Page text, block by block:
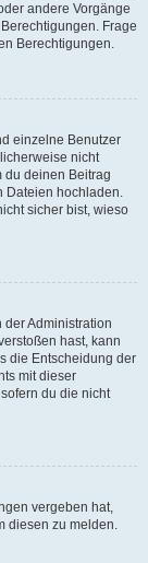
andere Vorgänge
Frage
Berechtigungen.
einzelne Benutzer
nicht
du deinen Beitrag
Dateien hochladen.
sicher bist, wieso
der Administration
hast, kann
die Entscheidung der
mit dieser
du die nicht
vergeben hat,
diesen zu melden.